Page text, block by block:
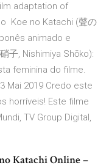
adaptation of
Koe no Katachi (聲の
animado e
子, Nishimiya Shōko):
feminina do filme.
Mai 2019 Credo este
horríveis! Este filme
TV Group Digital,
Katachi Online –